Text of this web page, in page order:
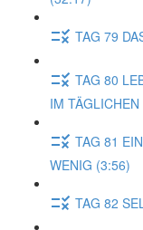
TAG 79
TAG 80
IM
TAG 81
WENIG (3:56)
TAG 82